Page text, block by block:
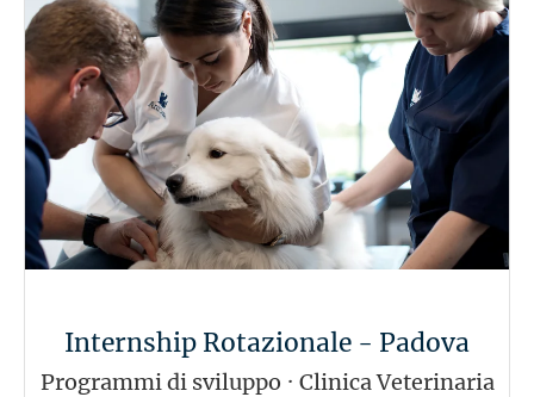
Internship Rotazionale - Padova
Programmi di sviluppo · Clinica Veterinaria